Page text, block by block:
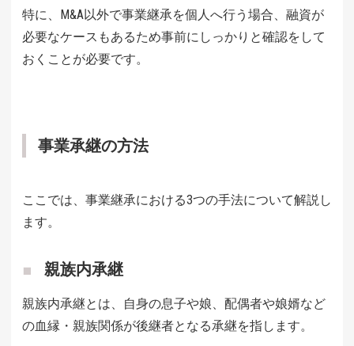
特に、M&A以外で事業継承を個人へ行う場合、融資が
必要なケースもあるため事前にしっかりと確認をして
おくことが必要です。
事業承継の方法
ここでは、事業継承における3つの手法について解説し
ます。
親族内承継
親族内承継とは、自身の息子や娘、配偶者や娘婿など
の血縁・親族関係が後継者となる承継を指します。